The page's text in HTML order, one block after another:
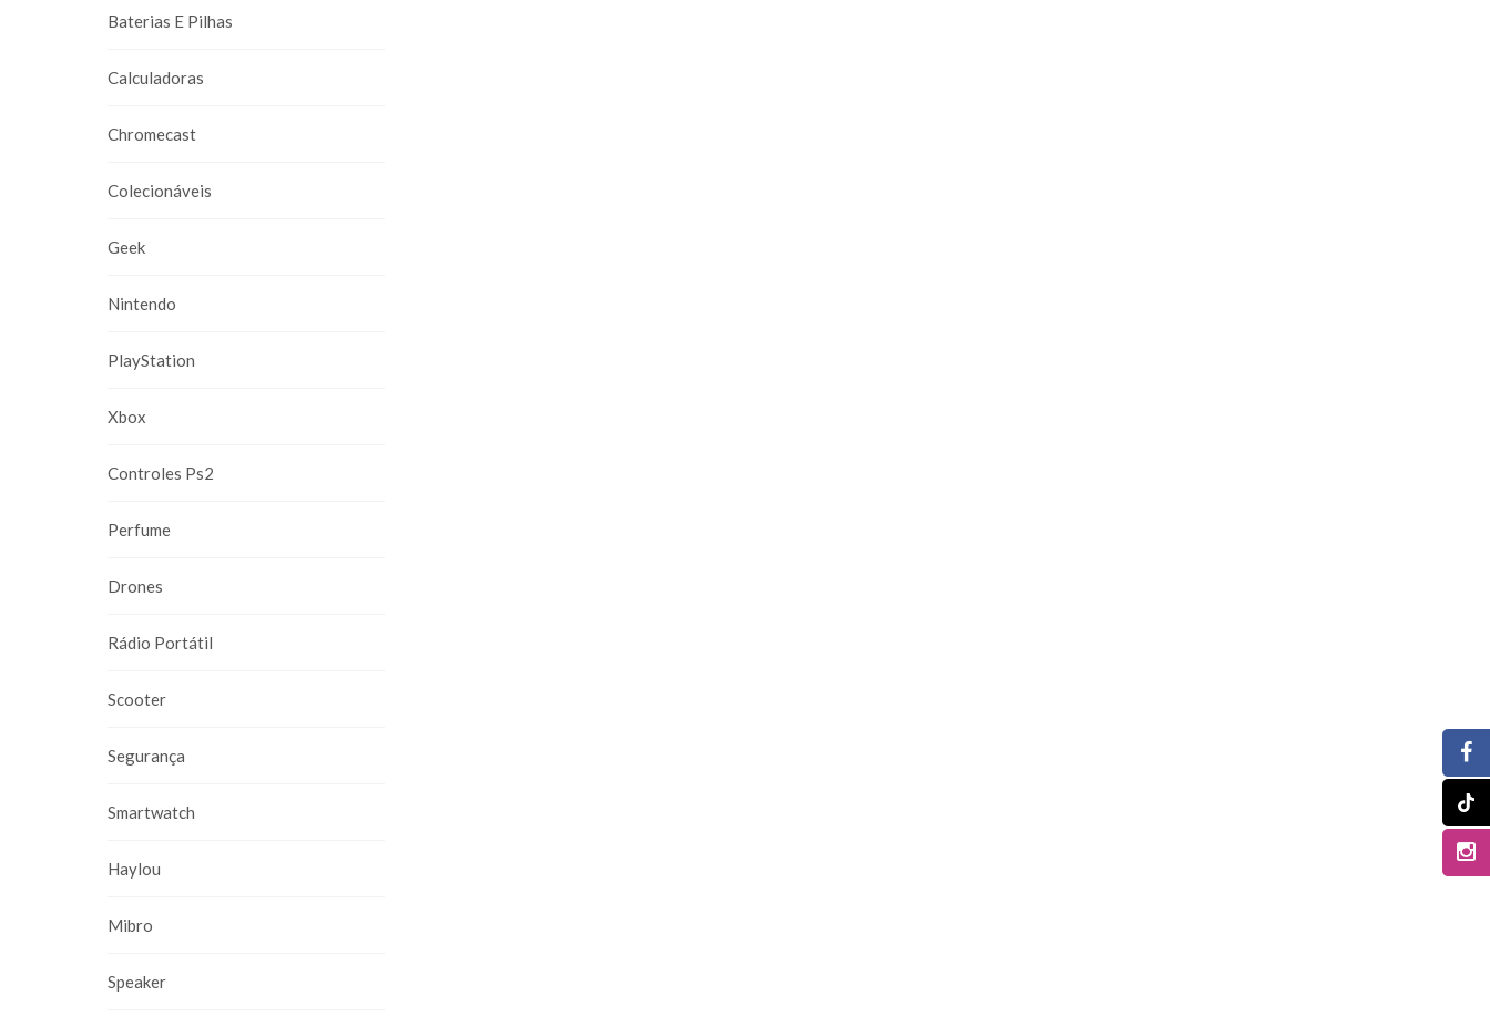
Baterias E Pilhas
Calculadoras
Chromecast
Colecionáveis
Geek
Nintendo
PlayStation
Xbox
Controles Ps2
Perfume
Drones
Rádio Portátil
Scooter
Segurança
Smartwatch
Haylou
Mibro
Speaker